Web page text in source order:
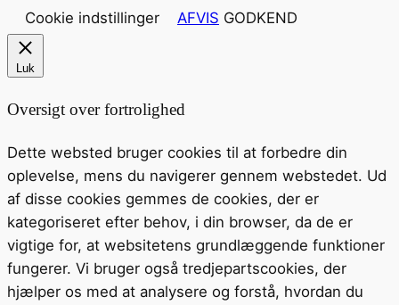
Cookie indstillinger
AFVIS GODKEND
Luk
Oversigt over fortrolighed
Dette websted bruger cookies til at forbedre din
oplevelse, mens du navigerer gennem webstedet. Ud
af disse cookies gemmes de cookies, der er
kategoriseret efter behov, i din browser, da de er
vigtige for, at websitetens grundlæggende funktioner
fungerer. Vi bruger også tredjepartscookies, der
hjælper os med at analysere og forstå, hvordan du